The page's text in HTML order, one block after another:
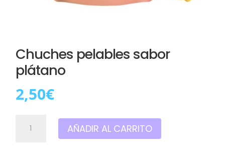
Chuches pelables sabor
plátano
2,50€
pelables
AÑADIR AL CARRITO